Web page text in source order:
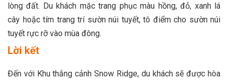
lòng đất. Du khách mặc trang phục màu hồng, đỏ, xanh lá
cây hoặc tím trang trí sườn núi tuyết, tô điểm cho sườn núi
tuyết rực rỡ vào mùa đông.
Lời kết
Đến với Khu thắng cảnh Snow Ridge, du khách sẽ được hòa